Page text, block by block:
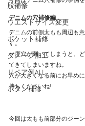
股補修
ウエストサイズ変更
ポケット補修
ダメージ加工
リペア例ALL
ボタン補修
デニムの穴補修編
デニムの前側太もも周辺も
す。
一度穴が開いてしまうと、
てきてしまいますね。
穴が大きくなる前にお早め
持ちくださいね!!
今回は太もも前部分のジーン